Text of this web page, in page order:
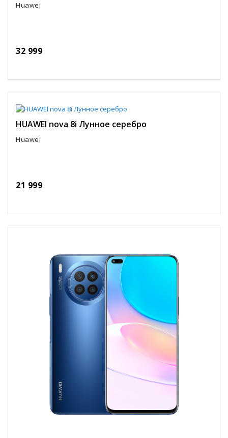
Huawei
32 999
HUAWEI nova 8i Лунное серебро
Huawei
21 999